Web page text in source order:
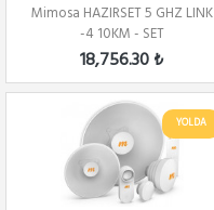
Mimosa HAZIRSET 5 GHZ LINK
-4 10KM - SET
18,756.30 ₺
YOLDA